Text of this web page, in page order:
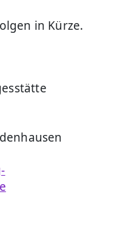
in Kürze.